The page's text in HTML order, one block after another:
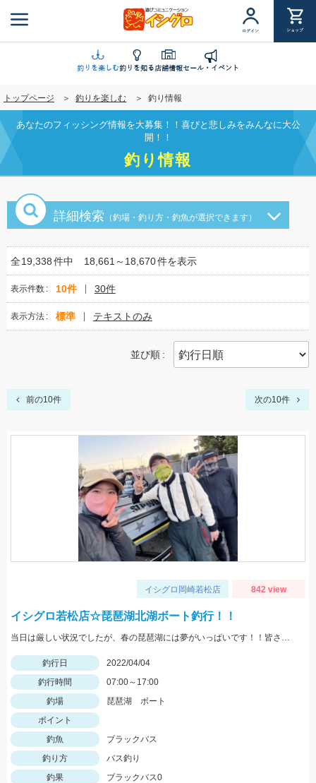
ン
に
移
動
ログイン ショップ
釣りを楽しむ釣りを知る店舗情報セール・イベント
トップページ 釣りを楽しむ 釣り情報
あなたのフィッシング情報を大募集！！喜びと悲しみをみんなに大公
開！！
釣り情報
詳細検索 （釣場・釣り方・釣魚が選択できます）
全19,338件中 18,661～18,670件を表示
表示件数 10件 30件
表示方法 標準 テキストのみ
並び順
前の10件 次の10件
イシグロ岡崎若松店 842 view
イシグロ若松店☆琵琶湖北湖ボート釣行！！
当日は厳しい状況でしたが、春の琵琶湖には夢がいっぱいです！！皆さんもぜひ行ってみてはいかがですか♪
釣行日
2022/04/04
釣行時間
07:00～17:00
釣場
琵琶湖 ボート
ポイント
釣魚
ブラックバス
釣り方
バス釣り
釣果
ブラックバス0